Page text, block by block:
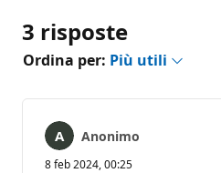
3 risposte
Ordina per: Più utili
Anonimo
8 feb 2024, 00:25